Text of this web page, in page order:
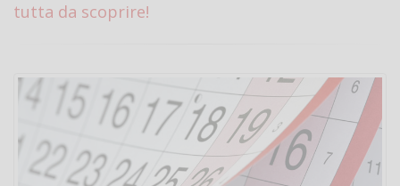
tutta da scoprire!